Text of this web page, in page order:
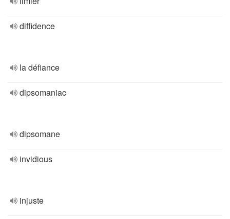
diffidence
la défiance
dipsomaniac
dipsomane
invidious
injuste